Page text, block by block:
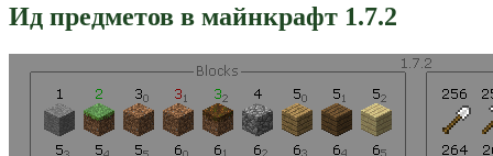
Ид предметов в майнкрафт 1.7.2